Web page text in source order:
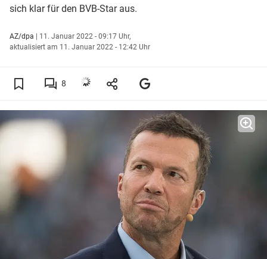
sich klar für den BVB-Star aus.
AZ/dpa | 11. Januar 2022 - 09:17 Uhr,
aktualisiert am 11. Januar 2022 - 12:42 Uhr
8